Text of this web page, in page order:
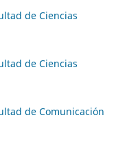
de Ciencias
de Ciencias
de Comunicación